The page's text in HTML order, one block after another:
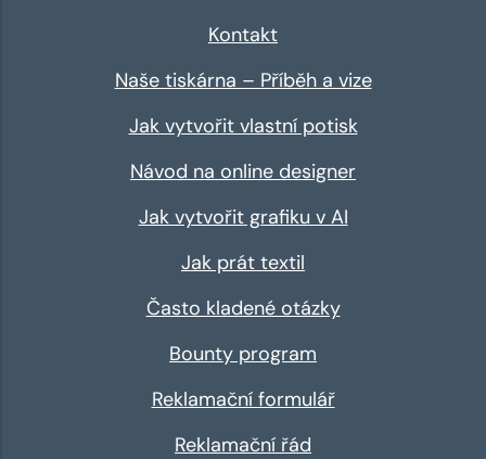
Kontakt
Naše tiskárna – Příběh a vize
Jak vytvořit vlastní potisk
Návod na online designer
Jak vytvořit grafiku v AI
Jak prát textil
Často kladené otázky
Bounty program
Reklamační formulář
Reklamační řád